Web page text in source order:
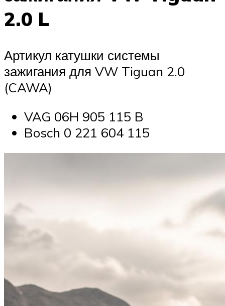
2.0 L
Артикул катушки системы
зажигания для VW Tiguan 2.0
(CAWA)
VAG 06H 905 115 B
Bosch 0 221 604 115